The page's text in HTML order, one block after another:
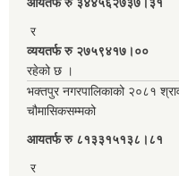
र
व्ययतर्फ रु २७५९४१७।००
रहेको छ ।
भक्तपुर नगरपालिकाको २०८१
चौमासिकसम्मको
आयतर्फ रु‌ ८१३३१५१३८।८१
र